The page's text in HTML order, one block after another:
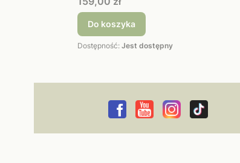
Do koszyka
Dostępność: Jest dostępny